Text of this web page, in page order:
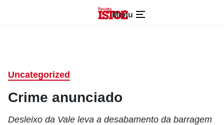
Menu
Uncategorized
Crime anunciado
Desleixo da Vale leva a desabamento da barragem